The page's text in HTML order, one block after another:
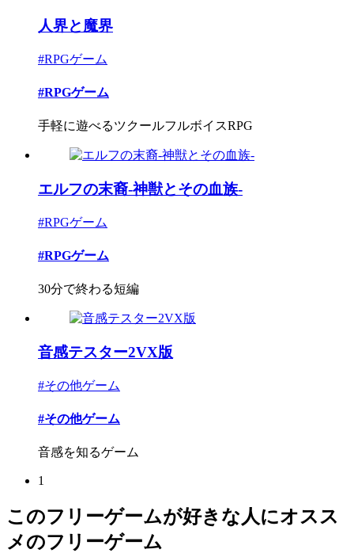
人界と魔界
#RPGゲーム
#RPGゲーム
手軽に遊べるツクールフルボイスRPG
エルフの末裔-神獣とその血族-
#RPGゲーム
#RPGゲーム
30分で終わる短編
音感テスター2VX版
#その他ゲーム
#その他ゲーム
音感を知るゲーム
1
このフリーゲームが好きな人にオスス
メのフリーゲーム